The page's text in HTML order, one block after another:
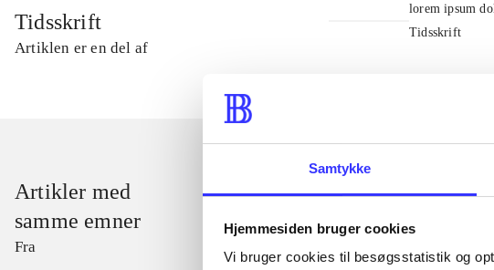
Samtykke
Hjemmesiden bruger cookies
Vi bruger cookies til besøgsstatistik og
Tidsskrift
Artiklen er en del af
lorem ipsum
Tidsskrift
Artikler med
samme emner
Fra